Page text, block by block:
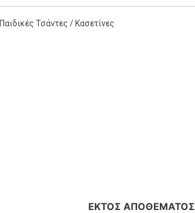
Παιδικές Τσάντες / Κασετίνες
ΕΚΤΌΣ ΑΠΟΘΈΜΑΤΟΣ